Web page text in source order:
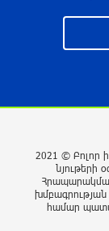
2021 © Բոլոր
նյութերի
համար